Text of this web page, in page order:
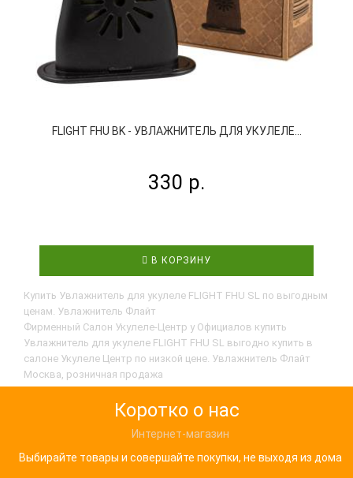
FLIGHT FHU BK - УВЛАЖНИТЕЛЬ ДЛЯ УКУЛЕЛЕ...
330 р.
В КОРЗИНУ
Купить Увлажнитель для укулеле FLIGHT FHU SL по выгодным
ценам. Увлажнитель Флайт
Фирменный Салон Укулеле-Центр у Официалов купить
Увлажнитель для укулеле FLIGHT FHU SL выгодно купить в
салоне Укулеле Центр по низкой цене. Увлажнитель Флайт
Москва, розничная продажа
Коротко о нас
Интернет-магазин
Выбирайте товары и совершайте покупки, не выходя из дома